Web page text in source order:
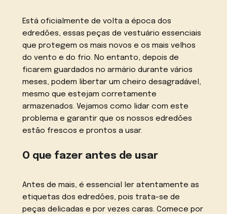
Está oficialmente de volta a época dos
edredões, essas peças de vestuário essenciais
que protegem os mais novos e os mais velhos
do vento e do frio. No entanto, depois de
ficarem guardados no armário durante vários
meses, podem libertar um cheiro desagradável,
mesmo que estejam corretamente
armazenados. Vejamos como lidar com este
problema e garantir que os nossos edredões
estão frescos e prontos a usar.
O que fazer antes de usar
Antes de mais, é essencial ler atentamente as
etiquetas dos edredões, pois trata-se de
peças delicadas e por vezes caras. Comece por